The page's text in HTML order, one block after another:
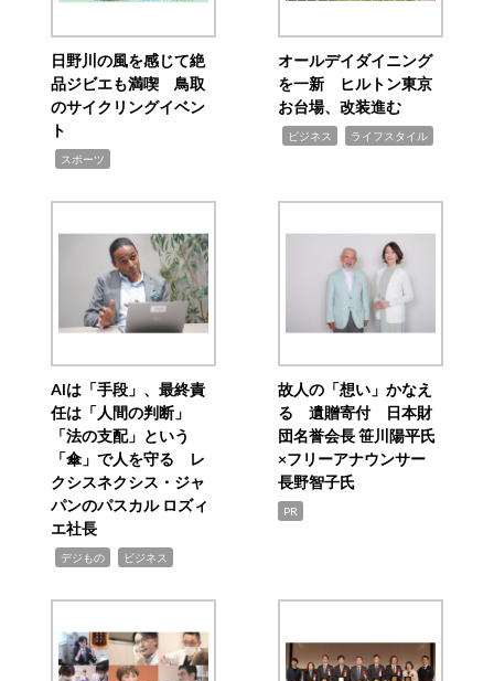
日野川の風を感じて絶
品ジビエも満喫 鳥取
のサイクリングイベン
ト
スポーツ
オールデイダイニング
を一新 ヒルトン東京
お台場、改装進む
ビジネス ライフスタイル
AIは「手段」、最終責
任は「人間の判断」
「法の支配」という
「傘」で人を守る レ
クシスネクシス・ジャ
パンのパスカル ロズィ
エ社長
デジもの ビジネス
故人の「想い」かなえ
る 遺贈寄付 日本財
団名誉会長 笹川陽平氏
×フリーアナウンサー
長野智子氏
PR